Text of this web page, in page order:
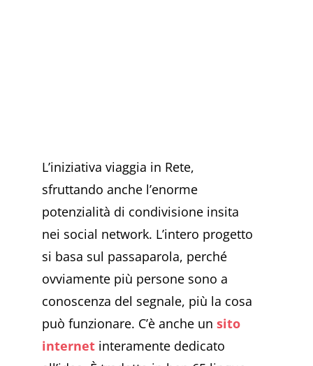
L’iniziativa viaggia in Rete,
sfruttando anche l’enorme
potenzialità di condivisione insita
nei social network. L’intero progetto
si basa sul passaparola, perché
ovviamente più persone sono a
conoscenza del segnale, più la cosa
può funzionare. C’è anche un sito
internet interamente dedicato